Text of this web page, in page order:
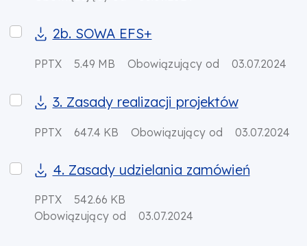
2b. SOWA EFS+
2b. SOWA EFS+
PPTX 5.49 MB Obowiązujący od 03.07.2024
3. Zasady realizacji projektów
3. Zasady realizacji projektów
PPTX 647.4 KB Obowiązujący od 03.07.2024
4. Zasady udzielania zamówień
4. Zasady udzielania zamówień
PPTX
542.66 KB
Obowiązujący od
03.07.2024